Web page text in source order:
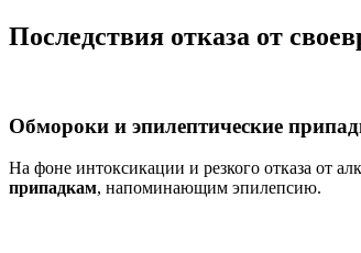
Последствия отказа от
Обмороки и эпилептические
На фоне интоксикации и резкого отказа от
припадкам, напоминающим эпилепсию.